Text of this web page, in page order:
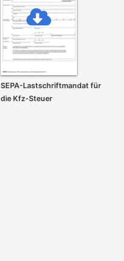
SEPA-Lastschrift­mandat für
die Kfz-Steuer